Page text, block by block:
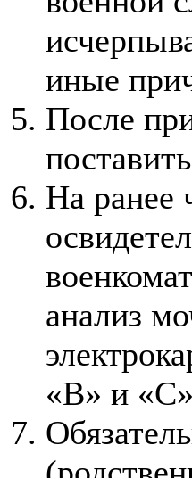
иные
После
На ранее
анализ
«В» и